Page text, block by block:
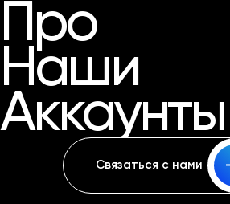
Про
Наши
Аккаунты
Связаться с нами